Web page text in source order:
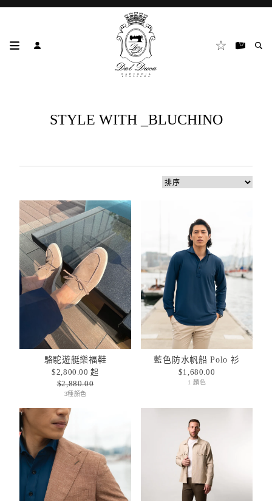
STYLE WITH _BLUCHINO
結
果
駱駝遊艇樂福鞋
$2,800.00 起
$2,880.00
3種顏色
藍色防水帆船 Polo 衫
$1,680.00
1 顏色